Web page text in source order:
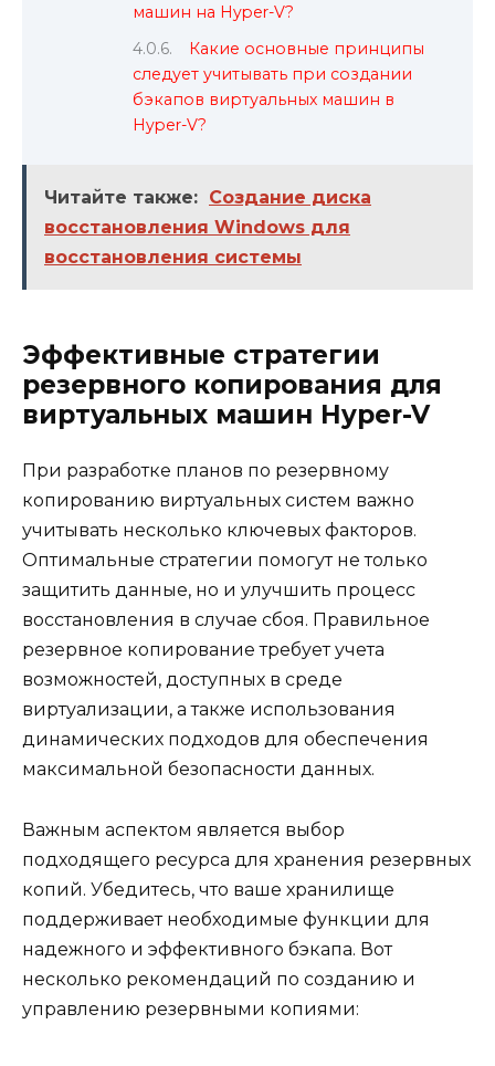
машин на Hyper-V?
Какие основные принципы
следует учитывать при создании
бэкапов виртуальных машин в
Hyper-V?
Читайте также: Создание диска
восстановления Windows для
восстановления системы
Эффективные стратегии
резервного копирования для
виртуальных машин Hyper-V
При разработке планов по резервному
копированию виртуальных систем важно
учитывать несколько ключевых факторов.
Оптимальные стратегии помогут не только
защитить данные, но и улучшить процесс
восстановления в случае сбоя. Правильное
резервное копирование требует учета
возможностей, доступных в среде
виртуализации, а также использования
динамических подходов для обеспечения
максимальной безопасности данных.
Важным аспектом является выбор
подходящего ресурса для хранения резервных
копий. Убедитесь, что ваше хранилище
поддерживает необходимые функции для
надежного и эффективного бэкапа. Вот
несколько рекомендаций по созданию и
управлению резервными копиями: